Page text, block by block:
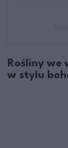
Rośliny we
w stylu